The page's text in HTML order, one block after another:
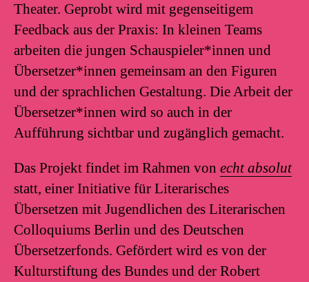
Theater. Geprobt wird mit gegenseitigem
Feedback aus der Praxis: In kleinen Teams
arbeiten die jungen Schauspieler*innen und
Übersetzer*innen gemeinsam an den Figuren
und der sprachlichen Gestaltung. Die Arbeit der
Übersetzer*innen wird so auch in der
Aufführung sichtbar und zugänglich gemacht.
Das Projekt findet im Rahmen von echt absolut
statt, einer Initiative für Literarisches
Übersetzen mit Jugendlichen des Literarischen
Colloquiums Berlin und des Deutschen
Übersetzerfonds. Gefördert wird es von der
Kulturstiftung des Bundes und der Robert